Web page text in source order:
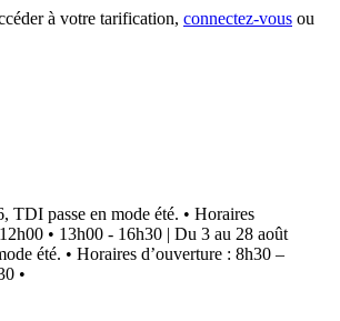
à votre tarification, connectez-vous ou
TDI passe en mode été. • Horaires
• 13h00 - 16h30 | Du 3 au 28 août
été. • Horaires d’ouverture : 8h30 –
•